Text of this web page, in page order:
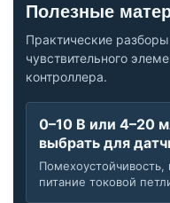
Полезные
Практические
чувствительного
контроллера.
0–10 В или 4–20
выбрать для
питание токовой